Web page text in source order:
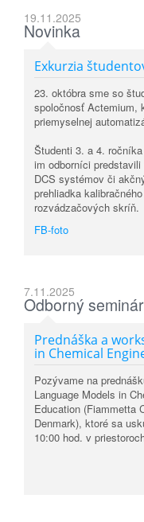
19.11.2025
Novinka
Exkurzia
23. októbra sme so
spoločnosť Actemium,
priemyselnej
Študenti 3. a 4.
im odborníci
DCS systémov či
prehliadka
rozvádzačových skríň.
FB-foto
7.11.2025
Odborný seminár
Prednáška a
in Chemical
Pozývame na
Language Models in
Education (Fiammetta
Denmark), ktoré sa
10:00 hod. v